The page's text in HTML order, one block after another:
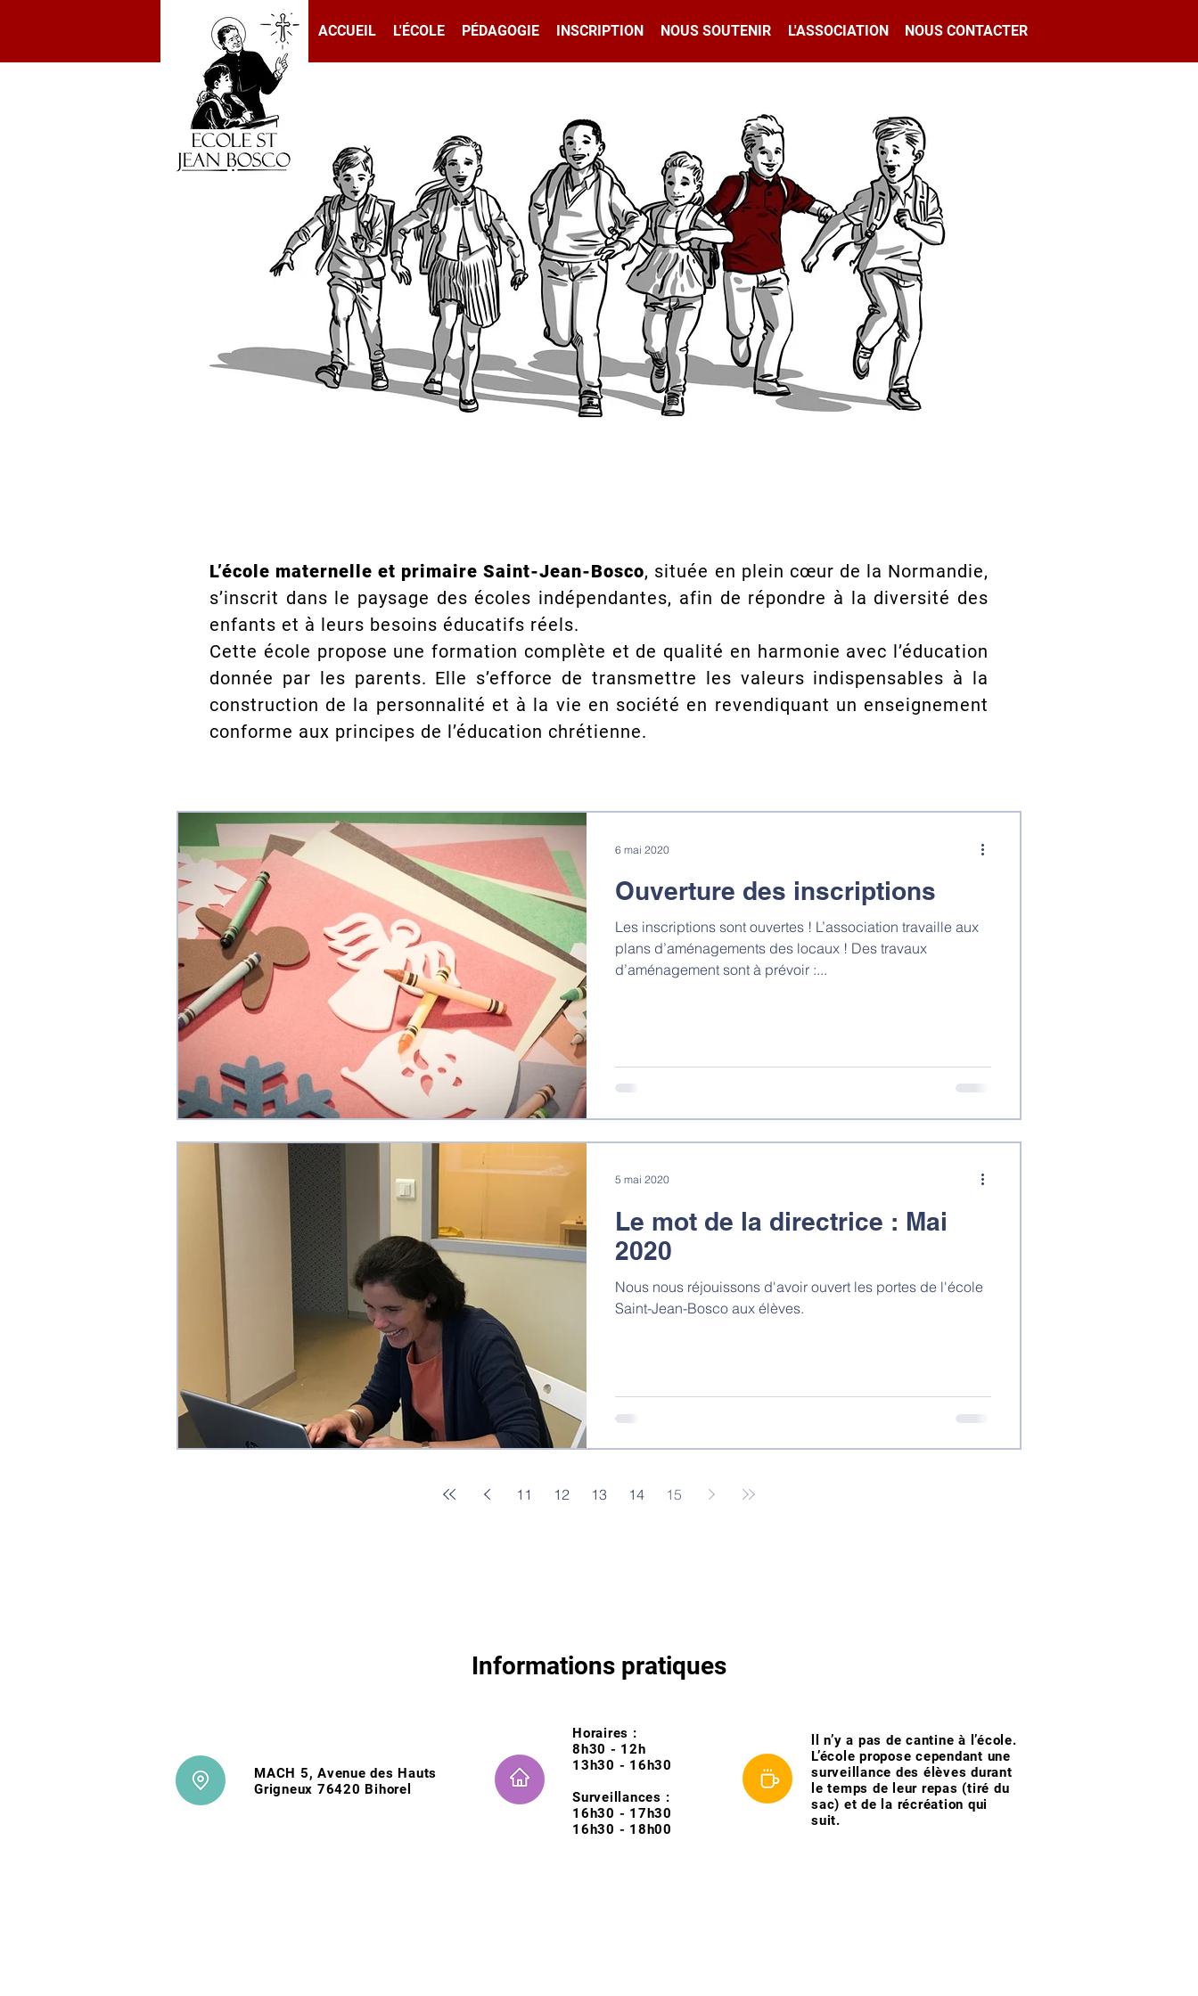
ACCUEIL L'ÉCOLE PÉDAGOGIE INSCRIPTION NOUS SOUTENIR L'ASSOCIATION NOUS CONTACTER
L’école maternelle et primaire Saint-Jean-Bosco, située en plein cœur de la Normandie,
s’inscrit dans le paysage des écoles indépendantes, afin de répondre à la diversité des
enfants et à leurs besoins éducatifs réels.
Cette école propose une formation complète et de qualité en harmonie avec l’éducation
donnée par les parents. Elle s’efforce de transmettre les valeurs indispensables à la
construction de la personnalité et à la vie en société en revendiquant un enseignement
conforme aux principes de l’éducation chrétienne.
Ouverture des inscriptions
Les inscriptions sont ouvertes ! L’association travaille aux
plans d’aménagements des locaux ! Des travaux
d’aménagement sont à prévoir :...
6 mai 2020
Le mot de la directrice : Mai
2020
Nous nous réjouissons d'avoir ouvert les portes de l'école
Saint-Jean-Bosco aux élèves.
5 mai 2020
11 12 13 14 15
Informations pratiques
MACH 5, Avenue des Hauts
Grigneux 76420 Bihorel
Horaires :
8h30 - 12h
13h30 - 16h30
Surveillances :
16h30 - 17h30
16h30 - 18h00
ll n’y a pas de cantine à l’école.
L’école propose cependant une
surveillance des élèves durant
le temps de leur repas (tiré du
sac) et de la récréation qui
suit.